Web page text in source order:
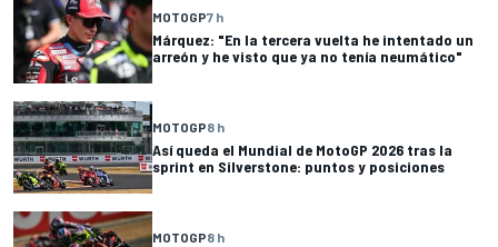
MOTOGP7 h
Márquez: "En la tercera vuelta he intentado un
arreón y he visto que ya no tenía neumático"
MOTOGP8 h
Así queda el Mundial de MotoGP 2026 tras la
sprint en Silverstone: puntos y posiciones
MOTOGP8 h